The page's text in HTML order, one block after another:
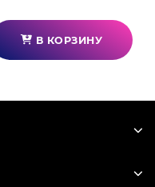
В КОРЗИНУ